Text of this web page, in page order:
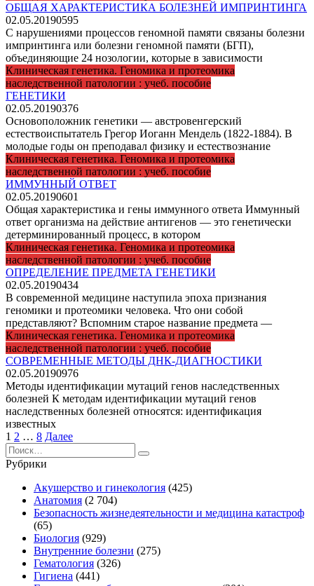
ОБЩАЯ ХАРАКТЕРИСТИКА БОЛЕЗНЕЙ ИМПРИНТИНГА
02.05.20190595
С нарушениями процессов геномной памяти связаны болезни
импринтинга или болезни геномной памяти (БГП),
объединяющие 24 нозологии, которые в зависимости
Клиническая генетика. Геномика и протеомика
наследственной патологии : учеб. пособие
ГЕНЕТИКИ
02.05.20190376
Основоположник генетики — австровенгерский
естествоиспытатель Грегор Иоганн Мендель (1822-1884). В
молодые годы он преподавал физику и естествознание
Клиническая генетика. Геномика и протеомика
наследственной патологии : учеб. пособие
ИММУННЫЙ ОТВЕТ
02.05.20190601
Общая характеристика и гены иммунного ответа Иммунный
ответ организма на действие антигенов — это генетически
детерминированный процесс, в котором
Клиническая генетика. Геномика и протеомика
наследственной патологии : учеб. пособие
ОПРЕДЕЛЕНИЕ ПРЕДМЕТА ГЕНЕТИКИ
02.05.20190434
В современной медицине наступила эпоха признания
геномики и протеомики человека. Что они собой
представляют? Вспомним старое название предмета —
Клиническая генетика. Геномика и протеомика
наследственной патологии : учеб. пособие
СОВРЕМЕННЫЕ МЕТОДЫ ДНК-ДИАГНОСТИКИ
02.05.20190976
Методы идентификации мутаций генов наследственных
болезней К методам идентификации мутаций генов
наследственных болезней относятся: идентификация
известных
Пагинация
записей
1 2 … 8 Далее
Search
for:
Рубрики
Акушерство и гинекология (425)
Анатомия (2 704)
Безопасность жизнедеятельности и медицина катастроф
(65)
Биология (929)
Внутренние болезни (275)
Гематология (326)
Гигиена (441)